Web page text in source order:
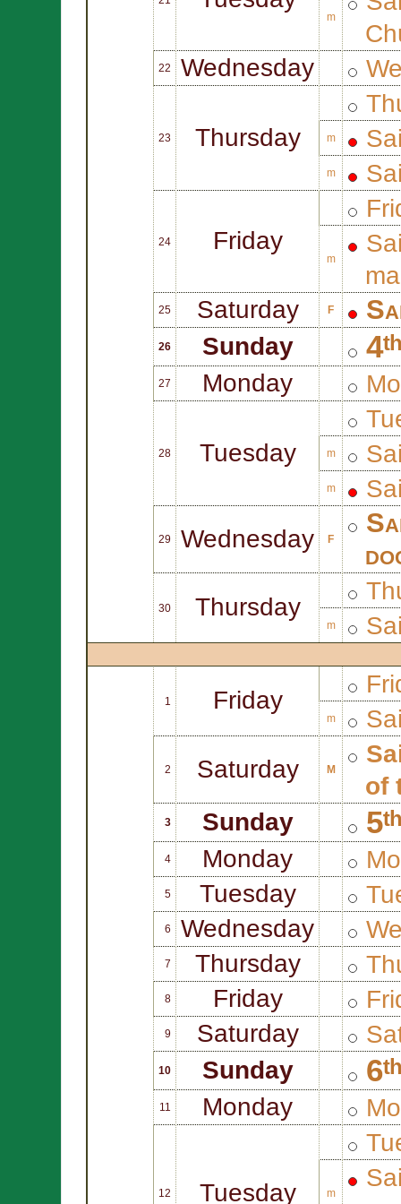
m
22 Wednesday
23 Thursday m
m
24 Friday
m
25 Saturday F
26 Sunday
27 Monday
28 Tuesday m
m
29 Wednesday F
30 Thursday
m
1 Friday
m
2 Saturday M
of
3 Sunday
4 Monday
5 Tuesday
6 Wednesday
7 Thursday
8 Friday
9 Saturday
10 Sunday
11 Monday
12 Tuesday m